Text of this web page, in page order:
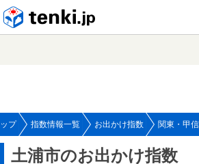
プ 指数情報一覧 お出かけ指数 関東・甲
土浦市のお出かけ指数